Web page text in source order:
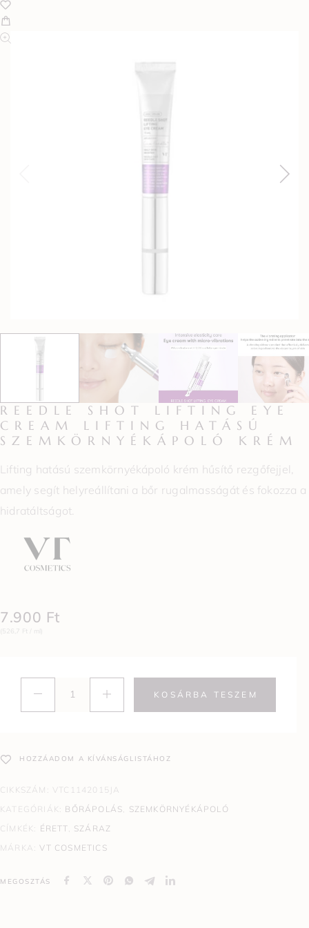
REEDLE SHOT LIFTING EYE
CREAM LIFTING HATÁSÚ
SZEMKÖRNYÉKÁPOLÓ KRÉM
Lifting hatású szemkörnyékápoló krém hűsítő rezgőfejjel,
amely segít helyreállítani a bőr rugalmasságát és fokozza a
hidratáltságot.
7.900 Ft
(526,7 Ft / ml)
KOSÁRBA TESZEM
HOZZÁADOM A KÍVÁNSÁGLISTÁHOZ
CIKKSZÁM: VTC1142015JA
KATEGÓRIÁK: BŐRÁPOLÁS, SZEMKÖRNYÉKÁPOLÓ
CÍMKÉK: ÉRETT, SZÁRAZ
MÁRKA:VT COSMETICS
MEGOSZTÁS